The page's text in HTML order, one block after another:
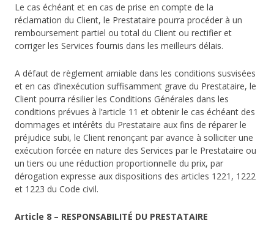
Le cas échéant et en cas de prise en compte de la
réclamation du Client, le Prestataire pourra procéder à un
remboursement partiel ou total du Client ou rectifier et
corriger les Services fournis dans les meilleurs délais.
A défaut de règlement amiable dans les conditions susvisées
et en cas d’inexécution suffisamment grave du Prestataire, le
Client pourra résilier les Conditions Générales dans les
conditions prévues à l’article 11 et obtenir le cas échéant des
dommages et intérêts du Prestataire aux fins de réparer le
préjudice subi, le Client renonçant par avance à solliciter une
exécution forcée en nature des Services par le Prestataire ou
un tiers ou une réduction proportionnelle du prix, par
dérogation expresse aux dispositions des articles 1221, 1222
et 1223 du Code civil.
Article 8 – RESPONSABILITÉ DU PRESTATAIRE